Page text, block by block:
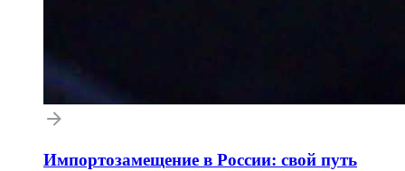
Импортозамещение в России: свой путь